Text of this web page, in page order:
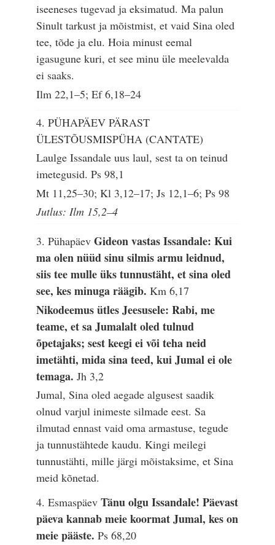
iseeneses tugevad ja eksimatud. Ma palun
Sinult tarkust ja mõistmist, et vaid Sina oled
tee, tõde ja elu. Hoia minust eemal
igasugune kuri, et see minu üle meelevalda
ei saaks.
Ilm 22,1–5; Ef 6,18–24
4. PÜHAPÄEV PÄRAST
ÜLESTÕUSMISPÜHA (CANTATE)
Laulge Issandale uus laul, sest ta on teinud
imetegusid.Ps 98,1
Mt 11,25–30; Kl 3,12–17; Js 12,1–6; Ps 98
Jutlus: Ilm 15,2–4
3. PühapäevGideon vastas Issandale: Kui
ma olen nüüd sinu silmis armu leidnud,
siis tee mulle üks tunnustäht, et sina oled
see, kes minuga räägib.Km 6,17
Nikodeemus ütles Jeesusele: Rabi, me
teame, et sa Jumalalt oled tulnud
õpetajaks; sest keegi ei või teha neid
imetähti, mida sina teed, kui Jumal ei ole
temaga.Jh 3,2
Jumal, Sina oled aegade algusest saadik
olnud varjul inimeste silmade eest. Sa
ilmutad ennast vaid oma armastuse, tegude
ja tunnustähtede kaudu. Kingi meilegi
tunnustähti, mille järgi mõistaksime, et Sina
meid kõnetad.
4. EsmaspäevTänu olgu Issandale! Päevast
päeva kannab meie koormat Jumal, kes on
meie pääste.Ps 68,20